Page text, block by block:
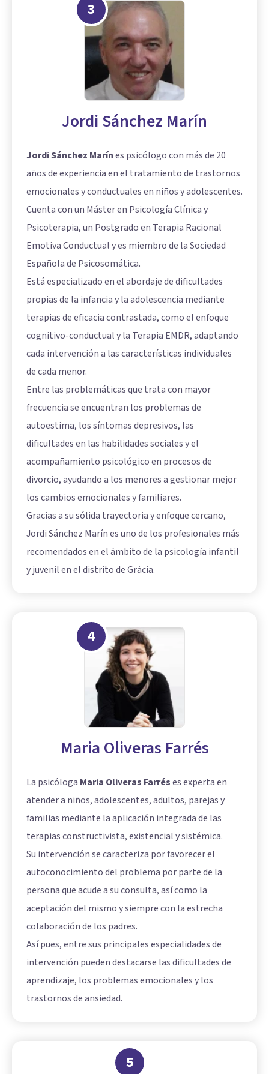
3
Jordi Sánchez Marín
Jordi Sánchez Marínes psicólogo con más de 20
años de experiencia en el tratamiento de trastornos
emocionales y conductuales en niños y adolescentes.
Cuenta con un Máster en Psicología Clínica y
Psicoterapia, un Postgrado en Terapia Racional
Emotiva Conductual y es miembro de la Sociedad
Española de Psicosomática.
Está especializado en el abordaje de dificultades
propias de la infancia y la adolescencia mediante
terapias de eficacia contrastada, como el enfoque
cognitivo-conductual y la Terapia EMDR, adaptando
cada intervención a las características individuales
de cada menor.
Entre las problemáticas que trata con mayor
frecuencia se encuentran los problemas de
autoestima, los síntomas depresivos, las
dificultades en las habilidades sociales y el
acompañamiento psicológico en procesos de
divorcio, ayudando a los menores a gestionar mejor
los cambios emocionales y familiares.
Gracias a su sólida trayectoria y enfoque cercano,
Jordi Sánchez Marín es uno de los profesionales más
recomendados en el ámbito de la psicología infantil
y juvenil en el distrito de Gràcia.
4
Maria Oliveras Farrés
La psicóloga Maria Oliveras Farréses experta en
atender a niños, adolescentes, adultos, parejas y
familias mediante la aplicación integrada de las
terapias constructivista, existencial y sistémica.
Su intervención se caracteriza por favorecer el
autoconocimiento del problema por parte de la
persona que acude a su consulta, así como la
aceptación del mismo y siempre con la estrecha
colaboración de los padres.
Así pues, entre sus principales especialidades de
intervención pueden destacarse las dificultades de
aprendizaje, los problemas emocionales y los
trastornos de ansiedad.
5